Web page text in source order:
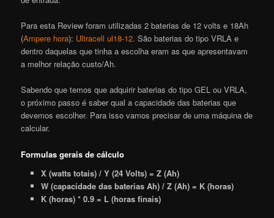
Para esta Review foram utilizadas 2 baterias de 12 volts e 18Ah
(Ampere hora): Ultracell ul18-12. São baterias do tipo VRLA e
dentro daquelas que tinha a escolha eram as que apresentavam
a melhor relação custo/Ah.
Sabendo que temos que adquirir baterias do tipo GEL ou VRLA,
o próximo passo é saber qual a capacidade das baterias que
devemos escolher. Para isso vamos precisar de uma máquina de
calcular.
Formulas gerais de cálculo
X (watts totais) / Y (24 Volts) = Z (Ah)
W (capacidade das baterias Ah) / Z (Ah) = K (horas)
K (horas) * 0.9 = L (horas finais)